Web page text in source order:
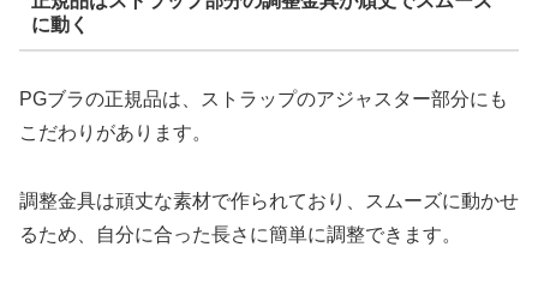
に動く
PGブラの正規品は、ストラップのアジャスター部分にも
こだわりがあります。
調整金具は頑丈な素材で作られており、スムーズに動かせ
るため、自分に合った長さに簡単に調整できます。